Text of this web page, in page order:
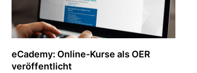
eCademy: Online-Kurse als OER
veröffentlicht